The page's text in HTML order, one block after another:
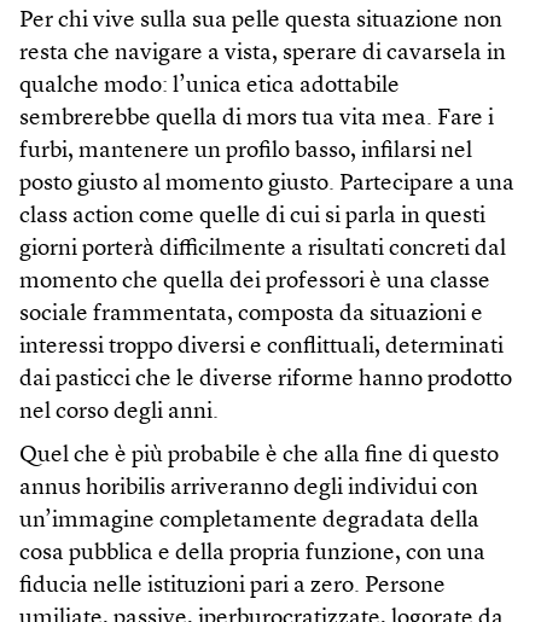
Per chi vive sulla sua pelle questa situazione non
resta che navigare a vista, sperare di cavarsela in
qualche modo: l’unica etica adottabile
sembrerebbe quella di mors tua vita mea. Fare i
furbi, mantenere un profilo basso, infilarsi nel
posto giusto al momento giusto. Partecipare a una
class action come quelle di cui si parla in questi
giorni porterà difficilmente a risultati concreti dal
momento che quella dei professori è una classe
sociale frammentata, composta da situazioni e
interessi troppo diversi e conflittuali, determinati
dai pasticci che le diverse riforme hanno prodotto
nel corso degli anni.
Quel che è più probabile è che alla fine di questo
annus horibilis arriveranno degli individui con
un’immagine completamente degradata della
cosa pubblica e della propria funzione, con una
fiducia nelle istituzioni pari a zero. Persone